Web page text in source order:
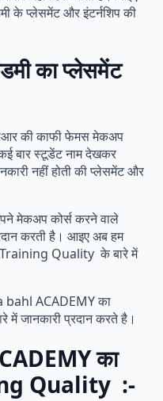
के प्लेसमेंट और इंटर्नशिप की
का प्लेसमेंट
की काफी फेमस मेकअप
बार स्टूडेंट नाम देखकर
नहीं होती की प्लेसमेंट और
मेकअप कोर्स करने वाले
करती है। आइए अब हम
Training Quality के बारे में
ACADEMY का
जानकारी प्रदान करते है।
का
Quality :-